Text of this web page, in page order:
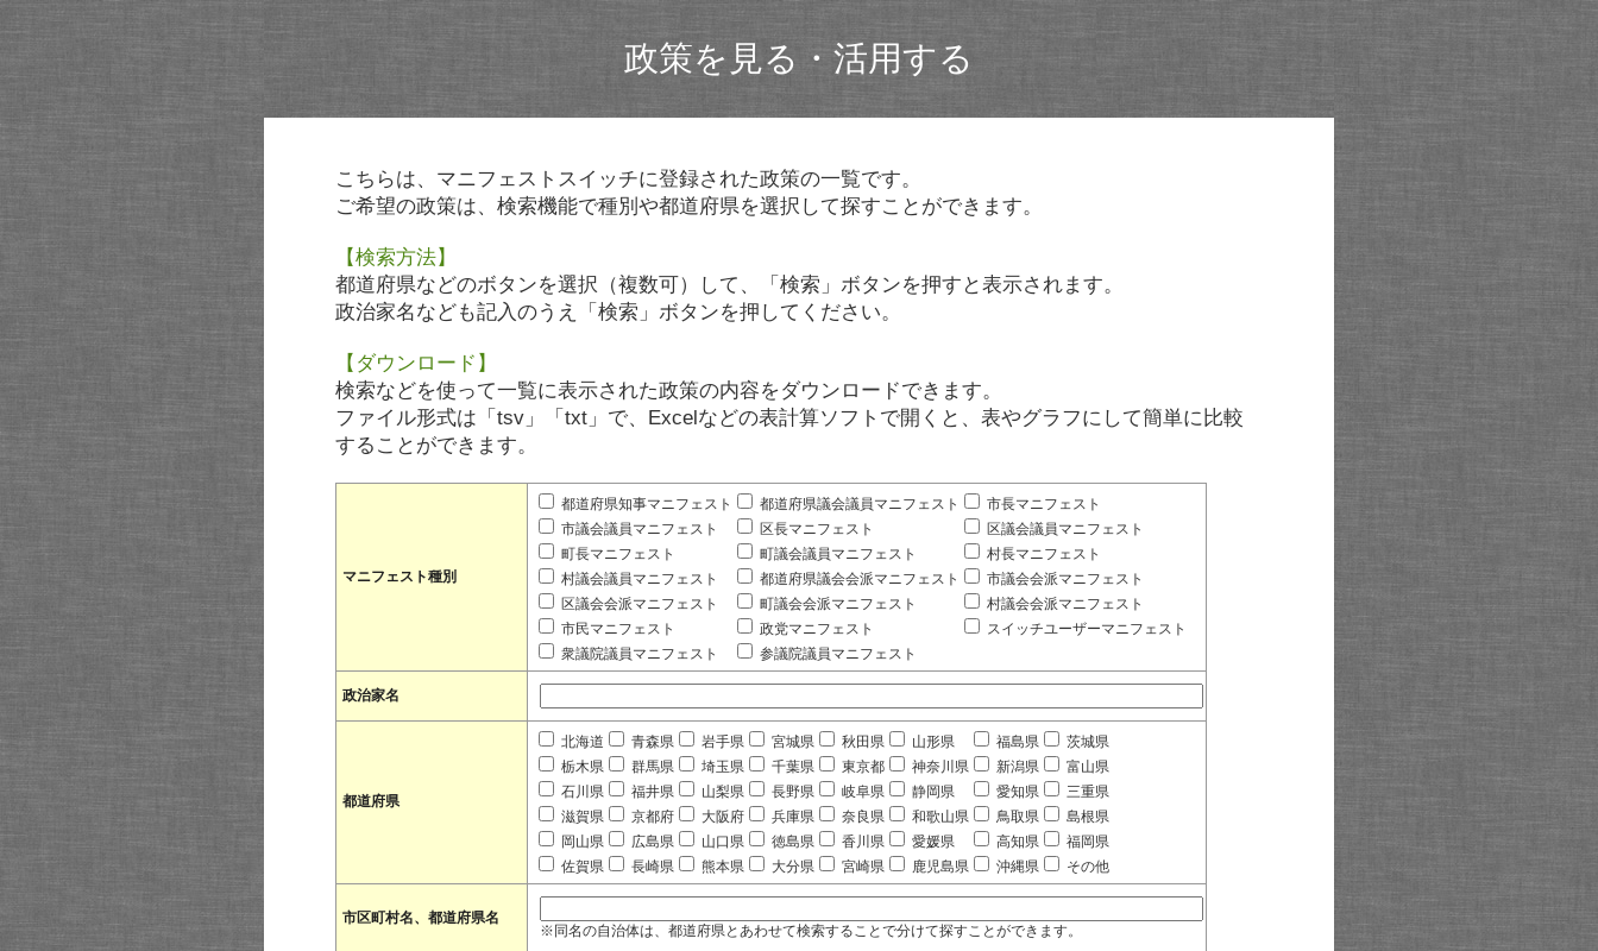
政策を見る・活用する
こちらは、マニフェストスイッチに登録された政策の一覧です。
ご希望の政策は、検索機能で種別や都道府県を選択して探すことができます。
【検索方法】
都道府県などのボタンを選択（複数可）して、「検索」ボタンを押すと表示されます。
政治家名なども記入のうえ「検索」ボタンを押してください。
【ダウンロード】
検索などを使って一覧に表示された政策の内容をダウンロードできます。
ファイル形式は「tsv」「txt」で、Excelなどの表計算ソフトで開くと、表やグラフにして簡単に比較
することができます。
マニフェスト種別
都道府県知事マニフェスト 都道府県議会議員マニフェスト
市長マニフェスト
市議会議員マニフェスト
区長マニフェスト
区議会議員マニフェスト
町長マニフェスト
町議会議員マニフェスト
村長マニフェスト
村議会議員マニフェスト
都道府県議会会派マニフェスト
市議会会派マニフェスト
区議会会派マニフェスト
町議会会派マニフェスト
村議会会派マニフェスト
市民マニフェスト
政党マニフェスト
スイッチユーザーマニフェスト
衆議院議員マニフェスト
参議院議員マニフェスト
政治家名
都道府県
北海道 青森県 岩手県 宮城県 秋田県 山形県 福島県
茨城県
栃木県
群馬県 埼玉県 千葉県 東京都 神奈川県 新潟県
富山県
石川県
福井県 山梨県 長野県 岐阜県 静岡県 愛知県
三重県
滋賀県
京都府 大阪府 兵庫県 奈良県 和歌山県 鳥取県
島根県
岡山県
広島県 山口県 徳島県 香川県 愛媛県 高知県
福岡県
佐賀県
長崎県 熊本県 大分県 宮崎県 鹿児島県 沖縄県 その他
市区町村名、都道府県名
※同名の自治体は、都道府県とあわせて検索することで分けて探すことができます。